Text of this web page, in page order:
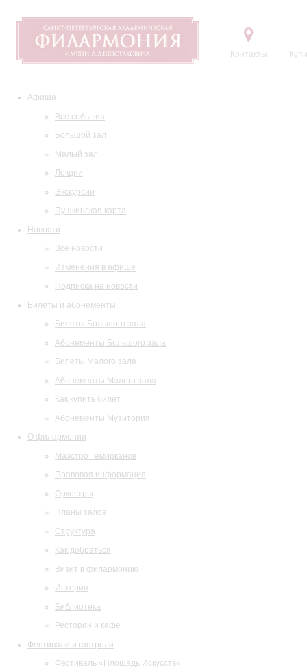
Контакты
Афиша
Все события
Большой зал
Малый зал
Лекции
Экскурсии
Пушкинская карта
Новости
Все новости
Изменения в афише
Подписка на новости
Билеты и абонементы
Билеты Большого зала
Абонементы Большого зала
Билеты Малого зала
Абонементы Малого зала
Как купить билет
Абонементы Музитория
О филармонии
Маэстро Темирканов
Правовая информация
Оркестры
Планы залов
Структура
Как добраться
Визит в филармонию
История
Библиотека
Ресторан и кафе
Фестивали и гастроли
Фестиваль «Площадь Искусств»